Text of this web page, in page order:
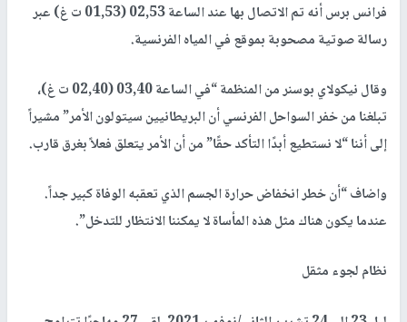
فرانس برس أنه تم الاتصال بها عند الساعة 02,53 (01,53 ت غ) عبر
رسالة صوتية مصحوبة بموقع في المياه الفرنسية.
وقال نيكولاي بوسنر من المنظمة “في الساعة 03,40 (02,40 ت غ)،
تبلغنا من خفر السواحل الفرنسي أن البريطانيين سيتولون الأمر” مشيراً
إلى أننا “لا نستطيع أبدًا التأكد حقًا” من أن الأمر يتعلق فعلاً بغرق قارب.
واضاف “أن خطر انخفاض حرارة الجسم الذي تعقبه الوفاة كبير جداً.
عندما يكون هناك مثل هذه المأساة لا يمكننا الانتظار للتدخل”.
نظام لجوء مثقل